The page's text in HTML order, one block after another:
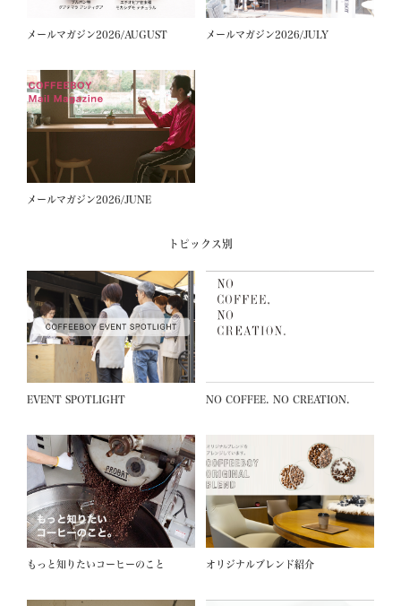
メールマガジン2026/AUGUST メールマガジン2026/JULY
メールマガジン2026/JUNE
トピックス別
EVENT SPOTLIGHT NO COFFEE. NO CREATION.
もっと知りたいコーヒーのこと オリジナルブレンド紹介